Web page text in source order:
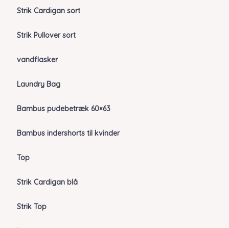
Strik Cardigan sort
Strik Pullover sort
vandflasker
Laundry Bag
Bambus pudebetræk 60×63
Bambus indershorts til kvinder
Top
Strik Cardigan blå
Strik Top